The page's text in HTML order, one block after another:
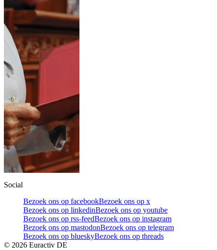
Social
Bezoek ons op facebookBezoek ons op x
Bezoek ons op linkedinBezoek ons op youtube
Bezoek ons op rss-feedBezoek ons op instagram
Bezoek ons op mastodonBezoek ons op telegram
Bezoek ons op blueskyBezoek ons op threads
© 2026 Euractiv DE